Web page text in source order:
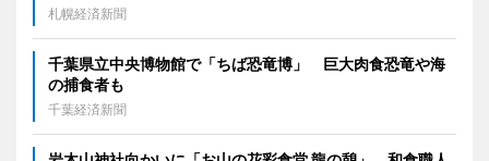
札幌経済新聞
千葉県立中央博物館で「ちば恐竜博」 巨大肉食恐竜や海
の捕食者も
千葉経済新聞